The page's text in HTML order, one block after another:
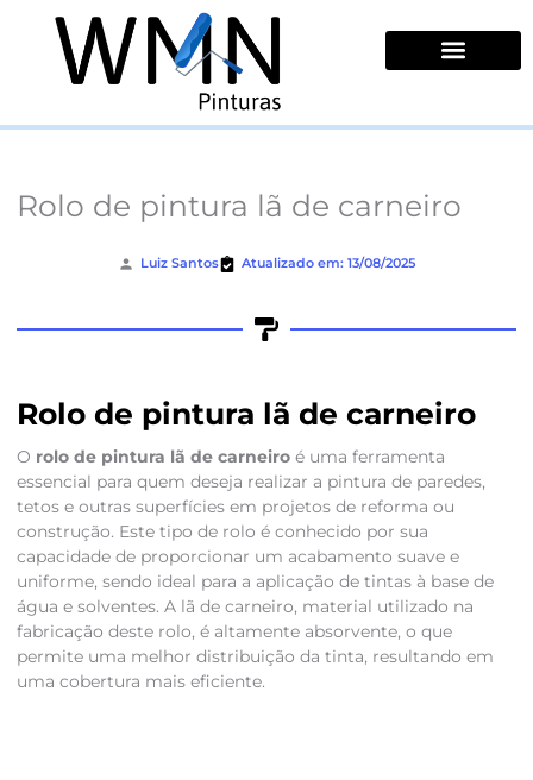
conteúdo
Rolo de pintura lã de carneiro
Luiz Santos Atualizado em: 13/08/2025
Rolo de pintura lã de carneiro
O rolo de pintura lã de carneiroé uma ferramenta
essencial para quem deseja realizar a pintura de paredes,
tetos e outras superfícies em projetos de reforma ou
construção. Este tipo de rolo é conhecido por sua
capacidade de proporcionar um acabamento suave e
uniforme, sendo ideal para a aplicação de tintas à base de
água e solventes. A lã de carneiro, material utilizado na
fabricação deste rolo, é altamente absorvente, o que
permite uma melhor distribuição da tinta, resultando em
uma cobertura mais eficiente.